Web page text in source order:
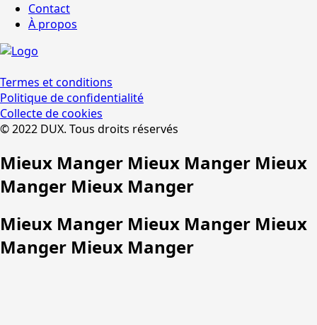
Contact
À propos
Termes et conditions
Politique de confidentialité
Collecte de cookies
© 2022 DUX. Tous droits réservés
Mieux Manger Mieux Manger Mieux
Manger Mieux Manger
Mieux Manger Mieux Manger Mieux
Manger Mieux Manger